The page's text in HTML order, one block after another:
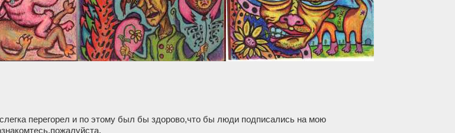
перегорел и по этому был бы здорово,что бы люди подписались на мою